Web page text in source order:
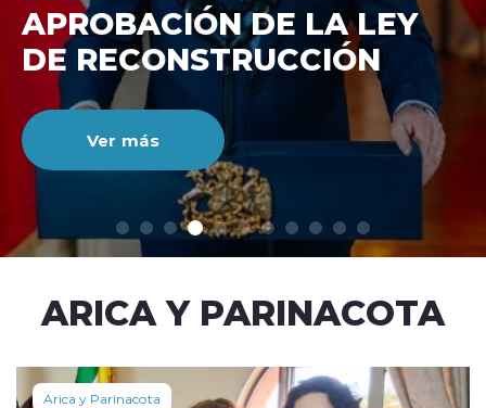
modo claro
DE RECONSTRUCCIÓ
NACIONAL
Ver más
ARICA Y PARINACOTA
Arica y Parinacota